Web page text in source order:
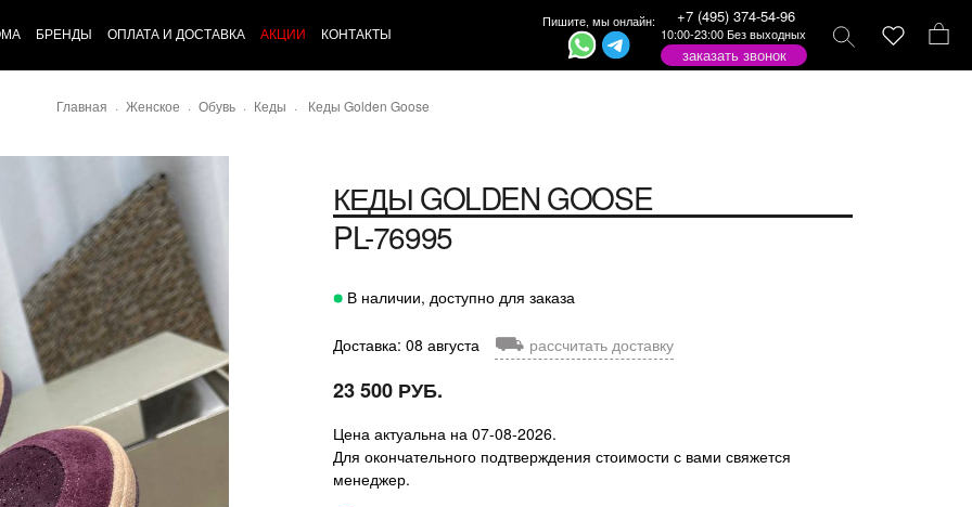
БРЕНДЫ ОПЛАТА И ДОСТАВКА АКЦИИ КОНТАКТЫ
Пишите, мы онлайн: +7 (495) 374-54-96
10:00-23:00 Без выходных
заказать звонок
Главная Женское Обувь Кеды Кеды Golden Goose
КЕДЫ GOLDEN GOOSE
PL-76995
В наличии, доступно для заказа
Доставка: 08 августа ⛟ рассчитать доставку
23 500 РУБ.
Цена актуальна на 07-08-2026.
Для окончательного подтверждения стоимости с вами свяжется
менеджер.